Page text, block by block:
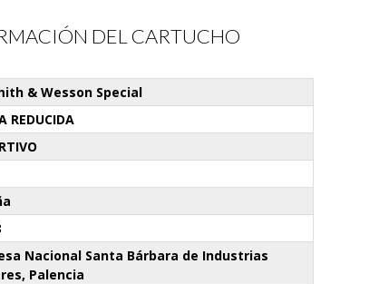
DEL CARTUCHO
& Wesson Special
REDUCIDA
Nacional Santa Bárbara de Industrias
Palencia